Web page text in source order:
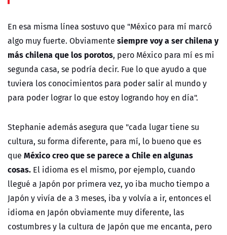
En esa misma línea sostuvo que "México para mí marcó
algo muy fuerte. Obviamente siempre voy a ser chilena y
más chilena que los porotos, pero México para mí es mi
segunda casa, se podría decir. Fue lo que ayudo a que
tuviera los conocimientos para poder salir al mundo y
para poder lograr lo que estoy logrando hoy en día".
Stephanie además asegura que "cada lugar tiene su
cultura, su forma diferente, para mí, lo bueno que es
que México creo que se parece a Chile en algunas
cosas. El idioma es el mismo, por ejemplo, cuando
llegué a Japón por primera vez, yo iba mucho tiempo a
Japón y vivía de a 3 meses, iba y volvía a ir, entonces el
idioma en Japón obviamente muy diferente, las
costumbres y la cultura de Japón que me encanta, pero